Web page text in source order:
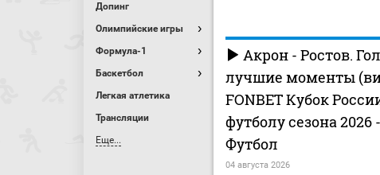
Допинг
Олимпийские игры
Формула-1
Баскетбол
Легкая атлетика
Трансляции
Еще...
Акрон - Ростов.
лучшие моменты
FONBET Кубок
футболу сезона 2026
Футбол
04 августа 2026